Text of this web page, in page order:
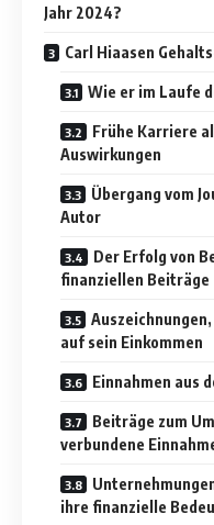
Jahr 2024?
Carl Hiaasen
Wie er im Laufe
Frühe Karriere
Auswirkungen
Übergang vom
Autor
Der Erfolg von
finanziellen Beiträge
auf sein Einkommen
Einnahmen aus
Beiträge zum
verbundene
ihre finanzielle